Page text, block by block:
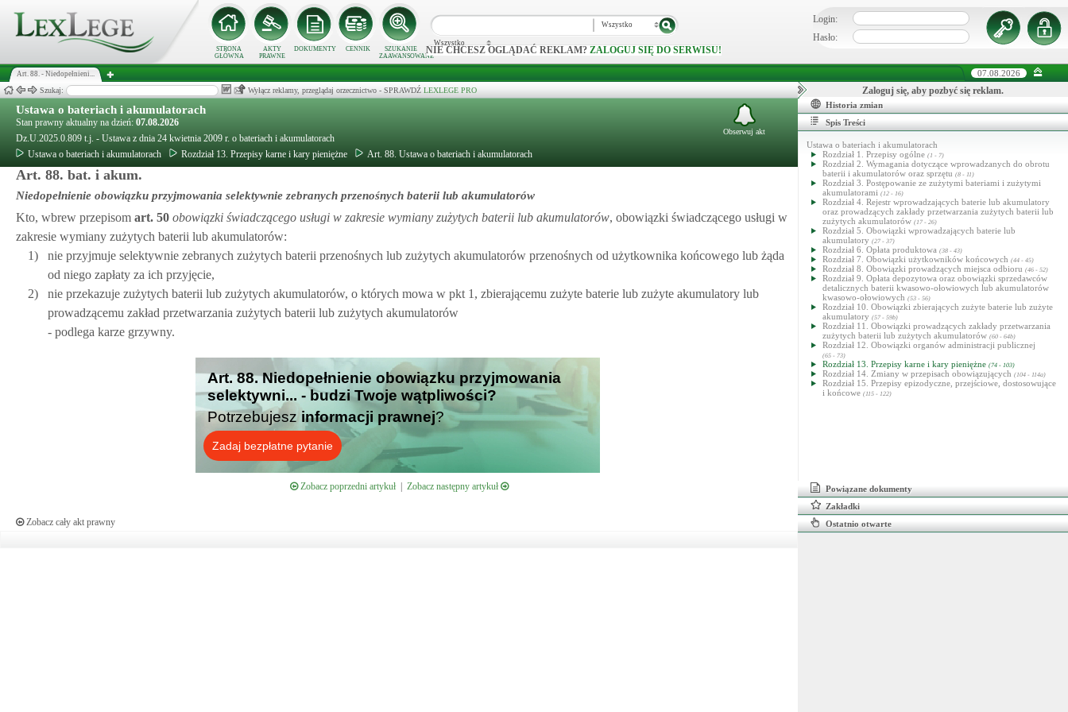
STRONA
GŁÓWNA
AKTY
PRAWNE
DOKUMENTY CENNIK
SZUKANIE
ZAAWANSOWANE
Wszystko
Wszystko
NIE CHCESZ OGLĄDAĆ REKLAM? ZALOGUJ SIĘ DO SERWISU!
Login:
Hasło:
Art. 88. - Niedopełnieni... 07.08.2026
Szukaj: Wyłącz reklamy, przeglądaj orzecznictwo - SPRAWDŹ LEXLEGE PRO
Ustawa o bateriach i akumulatorach
Stan prawny aktualny na dzień: 07.08.2026
Dz.U.2025.0.809 t.j. - Ustawa z dnia 24 kwietnia 2009 r. o bateriach i akumulatorach
Ustawa o bateriach i akumulatorach
Rozdział 13. Przepisy karne i kary pieniężne Art. 88. Ustawa o bateriach i akumulatorach
Obserwuj akt
Art. 88. bat. i akum.
Niedopełnienie obowiązku przyjmowania selektywnie zebranych przenośnych baterii lub akumulatorów
Kto, wbrew przepisom art. 50 obowiązki świadczącego usługi w zakresie wymiany zużytych baterii lub akumulatorów, obowiązki świadczącego usługi w
zakresie wymiany zużytych baterii lub akumulatorów:
1)
nie przyjmuje selektywnie zebranych zużytych baterii przenośnych lub zużytych akumulatorów przenośnych od użytkownika końcowego lub żąda
od niego zapłaty za ich przyjęcie,
2)
nie przekazuje zużytych baterii lub zużytych akumulatorów, o których mowa w pkt 1, zbierającemu zużyte baterie lub zużyte akumulatory lub
prowadzącemu zakład przetwarzania zużytych baterii lub zużytych akumulatorów
- podlega karze grzywny.
Art. 88. Niedopełnienie obowiązku przyjmowania
selektywni... - budzi Twoje wątpliwości?
Potrzebujesz informacji prawnej?
Zadaj bezpłatne pytanie
Zobacz poprzedni artykuł| Zobacz następny artykuł
Zobacz cały akt prawny
Zaloguj się, aby pozbyć się reklam.
Historia zmian
Spis Treści
Ustawa o bateriach i akumulatorach
Rozdział 1. Przepisy ogólne (1 - 7)
Rozdział 2. Wymagania dotyczące wprowadzanych do obrotu
baterii i akumulatorów oraz sprzętu (8 - 11)
Rozdział 3. Postępowanie ze zużytymi bateriami i zużytymi
akumulatorami (12 - 16)
Rozdział 4. Rejestr wprowadzających baterie lub akumulatory
oraz prowadzących zakłady przetwarzania zużytych baterii lub
zużytych akumulatorów (17 - 26)
Rozdział 5. Obowiązki wprowadzających baterie lub
akumulatory (27 - 37)
Rozdział 6. Opłata produktowa (38 - 43)
Rozdział 7. Obowiązki użytkowników końcowych (44 - 45)
Rozdział 8. Obowiązki prowadzących miejsca odbioru (46 - 52)
Rozdział 9. Opłata depozytowa oraz obowiązki sprzedawców
detalicznych baterii kwasowo-ołowiowych lub akumulatorów
kwasowo-ołowiowych (53 - 56)
Rozdział 10. Obowiązki zbierających zużyte baterie lub zużyte
akumulatory (57 - 59b)
Rozdział 11. Obowiązki prowadzących zakłady przetwarzania
zużytych baterii lub zużytych akumulatorów (60 - 64b)
Rozdział 12. Obowiązki organów administracji publicznej
(65 - 73)
Rozdział 13. Przepisy karne i kary pieniężne (74 - 103)
Rozdział 14. Zmiany w przepisach obowiązujących (104 - 114a)
Rozdział 15. Przepisy epizodyczne, przejściowe, dostosowujące
i końcowe (115 - 122)
Powiązane dokumenty
Zakładki
Ostatnio otwarte